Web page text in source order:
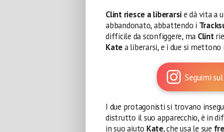
Clint riesce a liberarsie dà vita a
abbandonato, abbattendo i
difficile da sconfiggere, ma Clint
Katea liberarsi, e i due si mettono
Seguimi
I due protagonisti si trovano
distrutto il suo apparecchio, è in
in suo aiuto Kate, che usa le sue